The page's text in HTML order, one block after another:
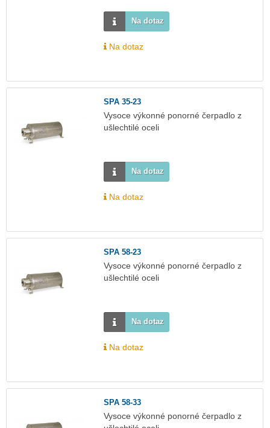
Na dotaz
Na dotaz
SPA 35-23
Vysoce výkonné ponorné čerpadlo z
ušlechtilé oceli
Na dotaz
Na dotaz
SPA 58-23
Vysoce výkonné ponorné čerpadlo z
ušlechtilé oceli
Na dotaz
Na dotaz
SPA 58-33
Vysoce výkonné ponorné čerpadlo z